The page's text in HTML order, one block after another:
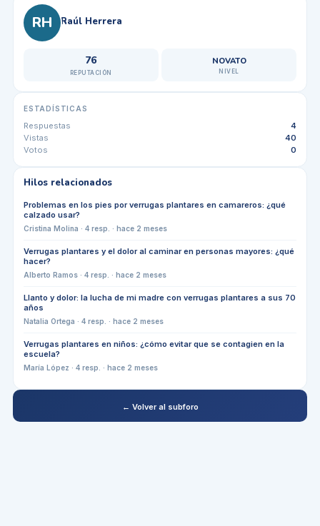
RH Raúl Herrera
76
REPUTACIÓN
NOVATO
NIVEL
ESTADÍSTICAS
Respuestas
4
Vistas
40
Votos
0
Hilos relacionados
Problemas en los pies por verrugas plantares en camareros: ¿qué
calzado usar?
Cristina Molina · 4resp. · hace 2 meses
Verrugas plantares y el dolor al caminar en personas mayores: ¿qué
hacer?
Alberto Ramos· 4resp. · hace 2 meses
Llanto y dolor: la lucha de mi madre con verrugas plantares a sus 70
años
Natalia Ortega · 4resp. · hace 2 meses
Verrugas plantares en niños: ¿cómo evitar que se contagien en la
escuela?
María López · 4resp. · hace 2 meses
← Volver al subforo